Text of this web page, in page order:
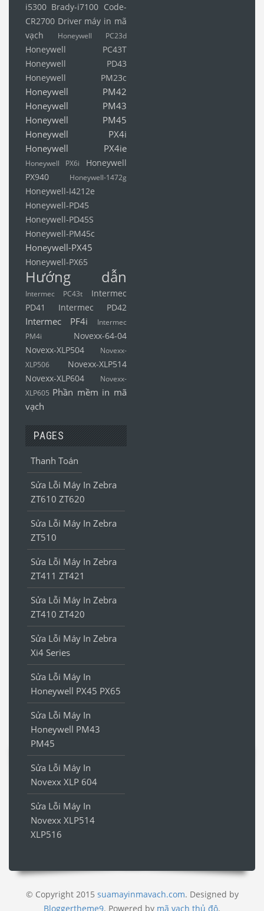
i5300 Brady-i7100 Code-
CR2700 Driver máy in mã
vạch
Honeywell PC23d
Honeywell PC43T
Honeywell PD43
Honeywell PM23c
Honeywell PM42
Honeywell PM43
Honeywell PM45
Honeywell PX4i
Honeywell PX4ie
Honeywell PX6i
Honeywell
PX940
Honeywell-1472g
Honeywell-I4212e
Honeywell-PD45
Honeywell-PD45S
Honeywell-PM45c
Honeywell-PX45
Honeywell-PX65
Hướng dẫn
Intermec PC43t
Intermec
PD41
Intermec PD42
Intermec PF4i
Intermec
PM4i
Novexx-64-04
Novexx-XLP504
Novexx-
XLP506
Novexx-XLP514
Novexx-XLP604
Novexx-
XLP605 Phần mềm in mã
vạch
PAGES
Thanh Toán
Sửa Lỗi Máy In Zebra
ZT610 ZT620
Sửa Lỗi Máy In Zebra
ZT510
Sửa Lỗi Máy In Zebra
ZT411 ZT421
Sửa Lỗi Máy In Zebra
ZT410 ZT420
Sửa Lỗi Máy In Zebra
Xi4 Series
Sửa Lỗi Máy In
Honeywell PX45 PX65
Sửa Lỗi Máy In
Honeywell PM43
PM45
Sửa Lỗi Máy In
Novexx XLP 604
Sửa Lỗi Máy In
Novexx XLP514
XLP516
© Copyright 2015 suamayinmavach.com. Designed by
Bloggertheme9. Powered by mã vạch thủ đô.